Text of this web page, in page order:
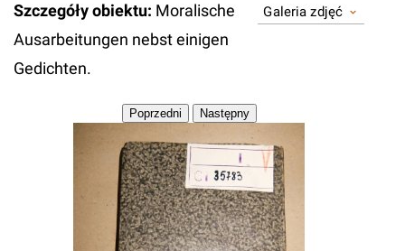
Szczegóły obiektu: Moralische
Ausarbeitungen nebst einigen
Gedichten.
Galeria zdjęć